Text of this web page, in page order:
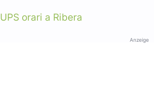
UPS orari a Ribera
Anzeige